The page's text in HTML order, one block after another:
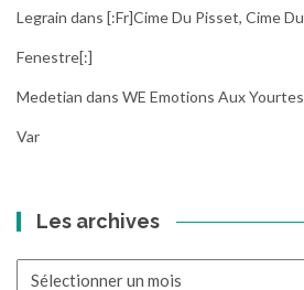
Legrain dans [:fr]Cime Du Pisset, Cime
Fenestre[:]
Medetian dans WE Emotions Aux
Var
Les archives